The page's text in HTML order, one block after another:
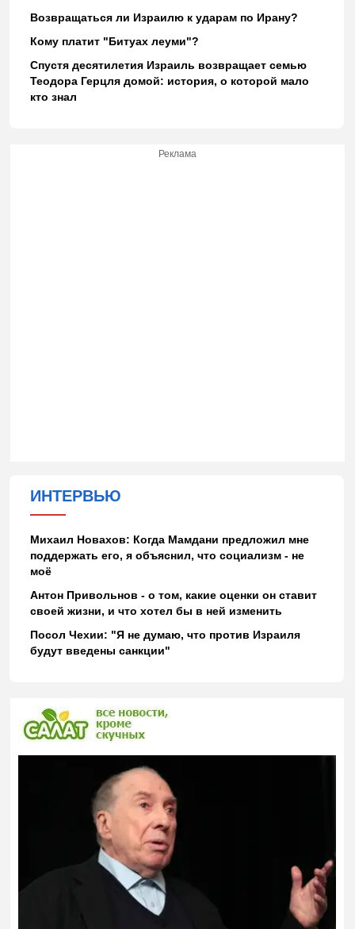
Возвращаться ли Израилю к ударам по Ирану?
Кому платит "Битуах леуми"?
Спустя десятилетия Израиль возвращает семью
Теодора Герцля домой: история, о которой мало
кто знал
Реклама
ИНТЕРВЬЮ
Михаил Новахов: Когда Мамдани предложил мне
поддержать его, я объяснил, что социализм - не
моё
Антон Привольнов - о том, какие оценки он ставит
своей жизни, и что хотел бы в ней изменить
Посол Чехии: "Я не думаю, что против Израиля
будут введены санкции"